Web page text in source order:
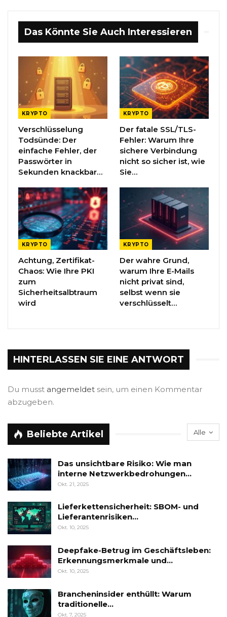
Das Könnte Sie Auch Interessieren
KRYPTO
Verschlüsselung
Todsünde: Der
einfache Fehler, der
Passwörter in
Sekunden knackbar…
KRYPTO
Der fatale SSL/TLS-
Fehler: Warum Ihre
sichere Verbindung
nicht so sicher ist, wie
Sie…
KRYPTO
Achtung, Zertifikat-
Chaos: Wie Ihre PKI
zum
Sicherheitsalbtraum
wird
KRYPTO
Der wahre Grund,
warum Ihre E-Mails
nicht privat sind,
selbst wenn sie
verschlüsselt…
HINTERLASSEN SIE EINE ANTWORT
Du musst angemeldet sein, um einen Kommentar
abzugeben.
Alle
Beliebte Artikel
Das unsichtbare Risiko: Wie man
interne Netzwerkbedrohungen…
Okt. 21, 2025
Lieferkettensicherheit: SBOM- und
Lieferantenrisiken…
Okt. 10, 2025
Deepfake-Betrug im Geschäftsleben:
Erkennungsmerkmale und…
Okt. 10, 2025
Brancheninsider enthüllt: Warum
traditionelle…
Okt. 7, 2025